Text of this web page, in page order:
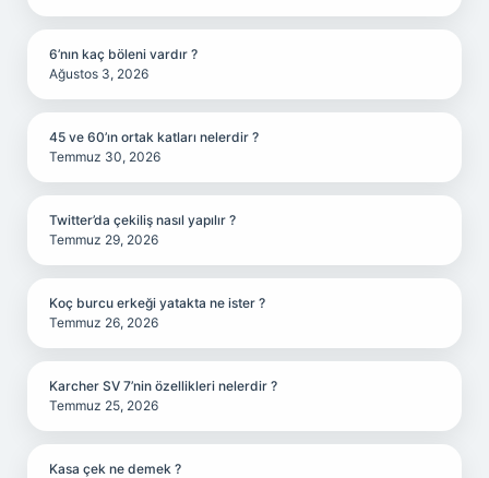
6’nın kaç böleni vardır ?
Ağustos 3, 2026
45 ve 60’ın ortak katları nelerdir ?
Temmuz 30, 2026
Twitter’da çekiliş nasıl yapılır ?
Temmuz 29, 2026
Koç burcu erkeği yatakta ne ister ?
Temmuz 26, 2026
Karcher SV 7’nin özellikleri nelerdir ?
Temmuz 25, 2026
Kasa çek ne demek ?